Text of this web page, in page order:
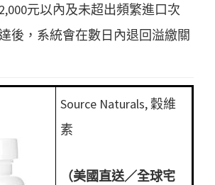
元以內及未超出頻繁進口次
後，系統會在數日內退回溢繳關
Source Naturals, 穀維
素
（美國直送／全球宅